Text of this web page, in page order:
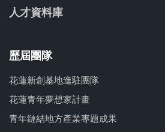
人才資料庫
歷屆團隊
花蓮新創基地進駐團隊
花蓮青年夢想家計畫
青年鏈結地方產業專題成果